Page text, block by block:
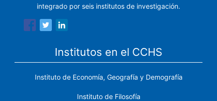
integrado por seis institutos de investigación.
Institutos en el CCHS
Instituto de Economía, Geografía y Demografía
Instituto de Filosofía